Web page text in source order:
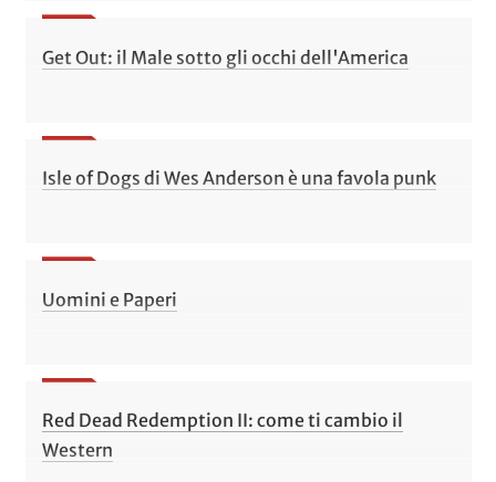
Get Out: il Male sotto gli occhi dell'America
Isle of Dogs di Wes Anderson è una favola punk
Uomini e Paperi
Red Dead Redemption II: come ti cambio il
Western